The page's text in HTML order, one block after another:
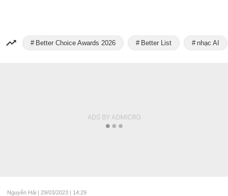
Better Choice Awards 2026 Better List nhạc AI
Nguyễn Hải | 29/03/2023 | 14:29